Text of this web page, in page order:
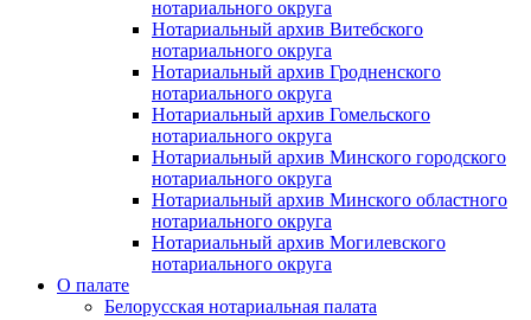
нотариального округа
Нотариальный архив Витебского
нотариального округа
Нотариальный архив Гродненского
нотариального округа
Нотариальный архив Гомельского
нотариального округа
Нотариальный архив Минского городского
нотариального округа
Нотариальный архив Минского областного
нотариального округа
Нотариальный архив Могилевского
нотариального округа
О палате
Белорусская нотариальная палата